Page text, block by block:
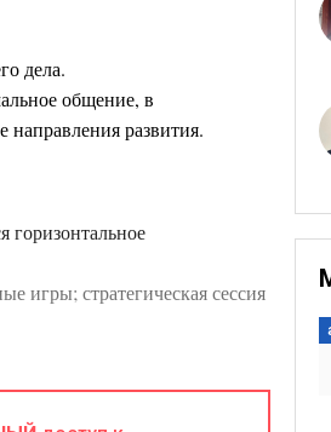
дела.
общение, в
направления развития.
горизонтальное
игры; стратегическая сессия
процессов